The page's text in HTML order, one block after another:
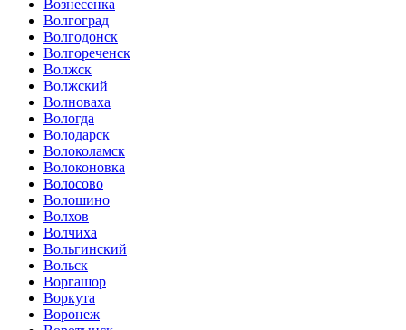
Вознесенка
Волгоград
Волгодонск
Волгореченск
Волжск
Волжский
Волноваха
Вологда
Володарск
Волоколамск
Волоконовка
Волосово
Волошино
Волхов
Волчиха
Вольгинский
Вольск
Воргашор
Воркута
Воронеж